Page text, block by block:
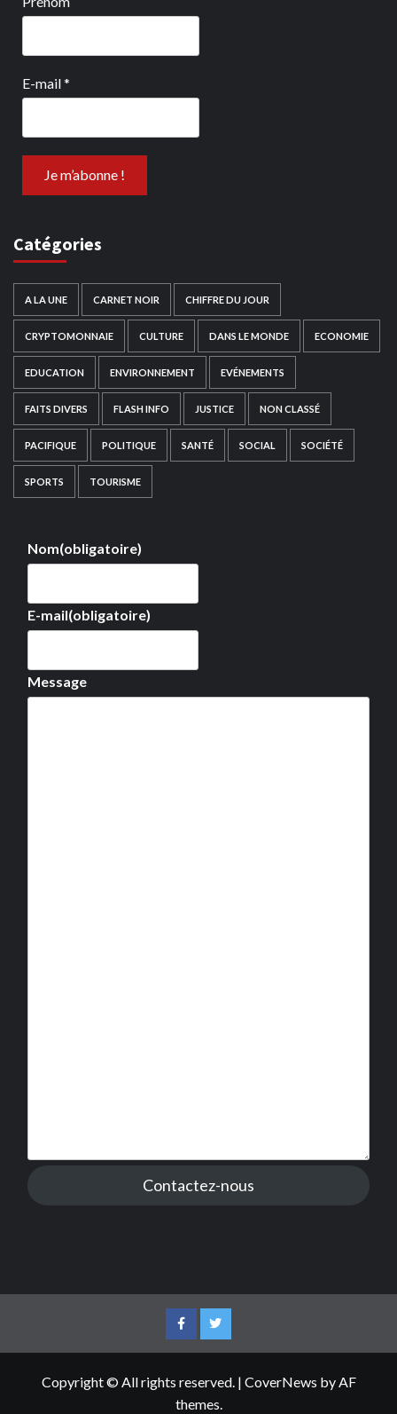
E-mail*
Catégories
A LA UNE CARNET NOIR CHIFFRE DU JOUR
CRYPTOMONNAIE CULTURE DANS LE MONDE ECONOMIE
EDUCATION ENVIRONNEMENT EVÉNEMENTS
FAITS DIVERS FLASH INFO JUSTICE NON CLASSÉ
PACIFIQUE POLITIQUE SANTÉ SOCIAL SOCIÉTÉ
SPORTS TOURISME
Nom(obligatoire)
E-mail(obligatoire)
Message
Contactez-nous
FacebookTwitter
Copyright © All rights reserved. | CoverNews by AF
themes.